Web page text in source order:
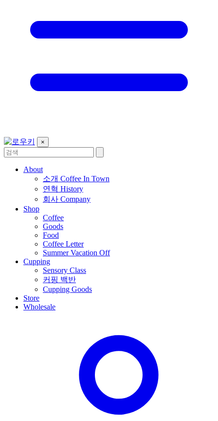
×
About
소개 Coffee In Town
연혁 History
회사 Company
Shop
Coffee
Goods
Food
Coffee Letter
Summer Vacation Off
Cupping
Sensory Class
커핑 백반
Cupping Goods
Store
Wholesale